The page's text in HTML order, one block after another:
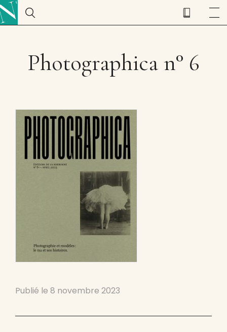
Photographica n° 6
Publié le 8 novembre 2023